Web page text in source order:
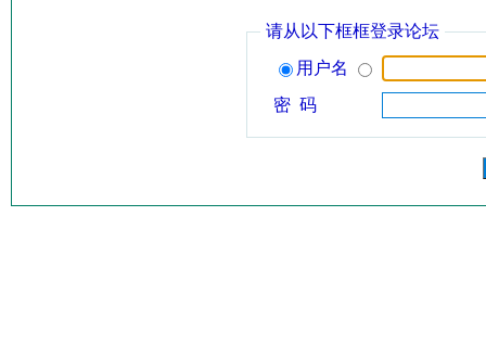
请从以下框框登录论坛
用户名
密 码